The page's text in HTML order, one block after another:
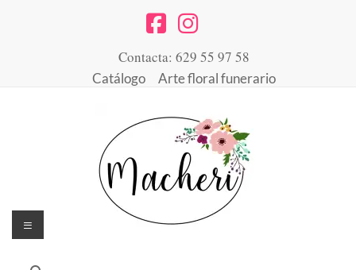
Contacta: 629 55 97 58
Catálogo Arte floral funerario
Floristería
Menú